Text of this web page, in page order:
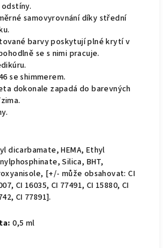
samovyrovnání díky střední
barvy poskytují plné krytí v
se s nimi pracuje.
se shimmerem.
dokonale zapadá do barevných
dicarbamate, HEMA, Ethyl
Silica, BHT,
[+/- může obsahovat: CI
CI 16035, CI 77491, CI 15880, CI
CI 77891].
0,5 ml